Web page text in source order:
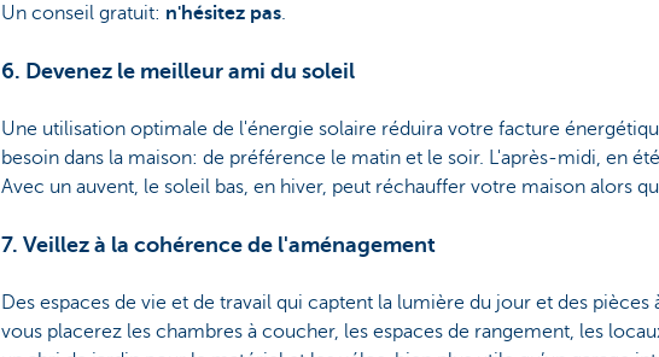
Un conseil gratuit: n'hésitez pas.
6. Devenez le meilleur ami du soleil
Une utilisation optimale de l'énergie solaire réduira votre facture
besoin dans la maison: de préférence le matin et le soir. L'après-midi, en
Avec un auvent, le soleil bas, en hiver, peut réchauffer votre maison alors
7. Veillez à la cohérence de l'aménagement
Des espaces de vie et de travail qui captent la lumière du jour et des
vous placerez les chambres à coucher, les espaces de rangement, les